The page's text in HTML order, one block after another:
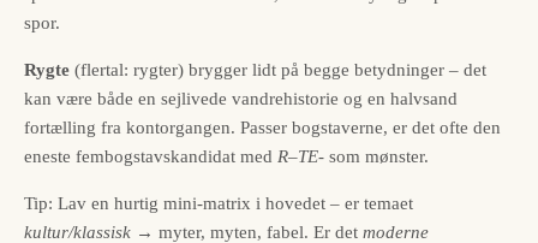
spor.
Rygte (flertal: rygter) brygger lidt på begge betydninger – det
kan være både en sejlivede vandrehistorie og en halvsand
fortælling fra kontorgangen. Passer bogstaverne, er det ofte den
eneste fembogstavs­kandidat med R–TE- som mønster.
Tip: Lav en hurtig mini-matrix i hovedet – er temaet
kultur/klassisk → myter, myten, fabel. Er det moderne